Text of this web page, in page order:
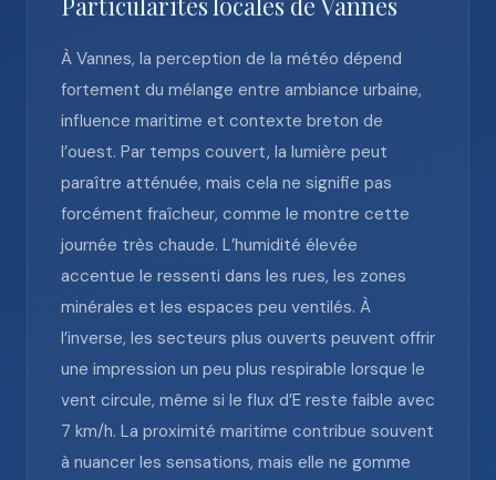
À Vannes, la perception de la météo dépend
fortement du mélange entre ambiance urbaine,
influence maritime et contexte breton de
l’ouest. Par temps couvert, la lumière peut
paraître atténuée, mais cela ne signifie pas
forcément fraîcheur, comme le montre cette
journée très chaude. L’humidité élevée
accentue le ressenti dans les rues, les zones
minérales et les espaces peu ventilés. À
l’inverse, les secteurs plus ouverts peuvent offrir
une impression un peu plus respirable lorsque le
vent circule, même si le flux d’E reste faible avec
7 km/h. La proximité maritime contribue souvent
à nuancer les sensations, mais elle ne gomme